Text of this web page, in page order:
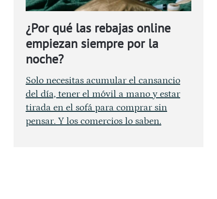
¿Por qué las rebajas online
empiezan siempre por la
noche?
Solo necesitas acumular el cansancio
del día, tener el móvil a mano y estar
tirada en el sofá para comprar sin
pensar. Y los comercios lo saben.